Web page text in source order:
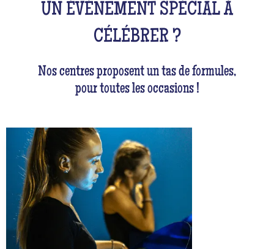
UN ÉVÈNEMENT SPÉCIAL À
CÉLÉBRER ?
Nos centres proposent un tas de formules,
pour toutes les occasions !